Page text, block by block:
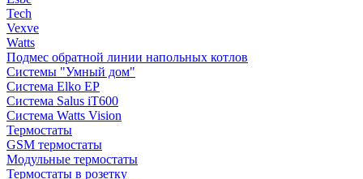
Tech
Vexve
Watts
Подмес обратной линии напольных котлов
Системы "Умный дом"
Система Elko EP
Система Salus iT600
Система Watts Vision
Термостаты
GSM термостаты
Модульные термостаты
Термостаты в розетку